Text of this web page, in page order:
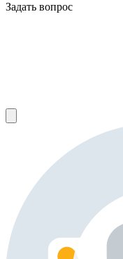
Задать вопрос